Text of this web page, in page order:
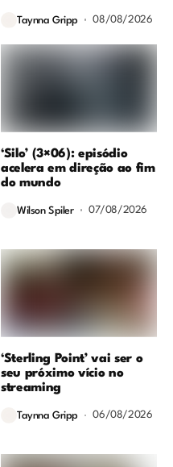
Taynna Gripp 08/08/2026
‘Silo’ (3×06): episódio
acelera em direção ao fim
do mundo
Wilson Spiler 07/08/2026
‘Sterling Point’ vai ser o
seu próximo vício no
streaming
Taynna Gripp 06/08/2026